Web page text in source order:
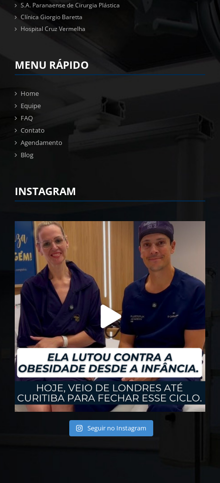
S.A. Paranaense de Cirurgia Plástica
Clínica Giorgio Baretta
Hospital Cruz Vermelha
MENU RÁPIDO
Home
Equipe
FAQ
Contato
Agendamento
Blog
INSTAGRAM
Seguir no Instagram